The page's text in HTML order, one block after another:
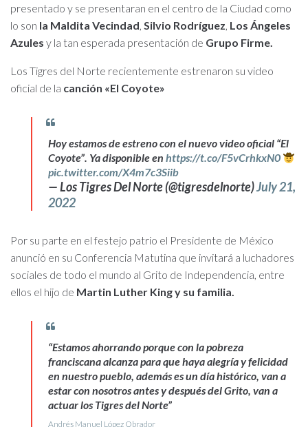
presentado y se presentaran en el centro de la Ciudad como
lo son la Maldita Vecindad, Silvio Rodríguez, Los Ángeles
Azules y la tan esperada presentación de Grupo Firme.
Los Tigres del Norte recientemente estrenaron su video
oficial de la canción «El Coyote»
Hoy estamos de estreno con el nuevo video oficial “El
Coyote”. Ya disponible en https://t.co/F5vCrhkxN0
pic.twitter.com/X4m7c3Siib
— Los Tigres Del Norte (@tigresdelnorte)July 21,
2022
Por su parte en el festejo patrio el Presidente de México
anunció en su Conferencia Matutina que invitará a luchadores
sociales de todo el mundo al Grito de Independencia, entre
ellos el hijo de Martin Luther King y su familia.
“Estamos ahorrando porque con la pobreza
franciscana alcanza para que haya alegría y felicidad
en nuestro pueblo, además es un día histórico, van a
estar con nosotros antes y después del Grito, van a
actuar los Tigres del Norte”
Andrés Manuel López Obrador